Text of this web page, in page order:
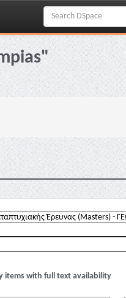
items with full text availability